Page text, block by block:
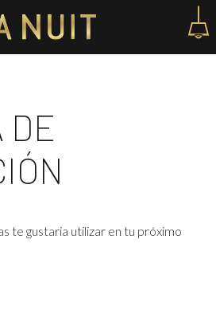
DE
te gustaria utilizar en tu próximo